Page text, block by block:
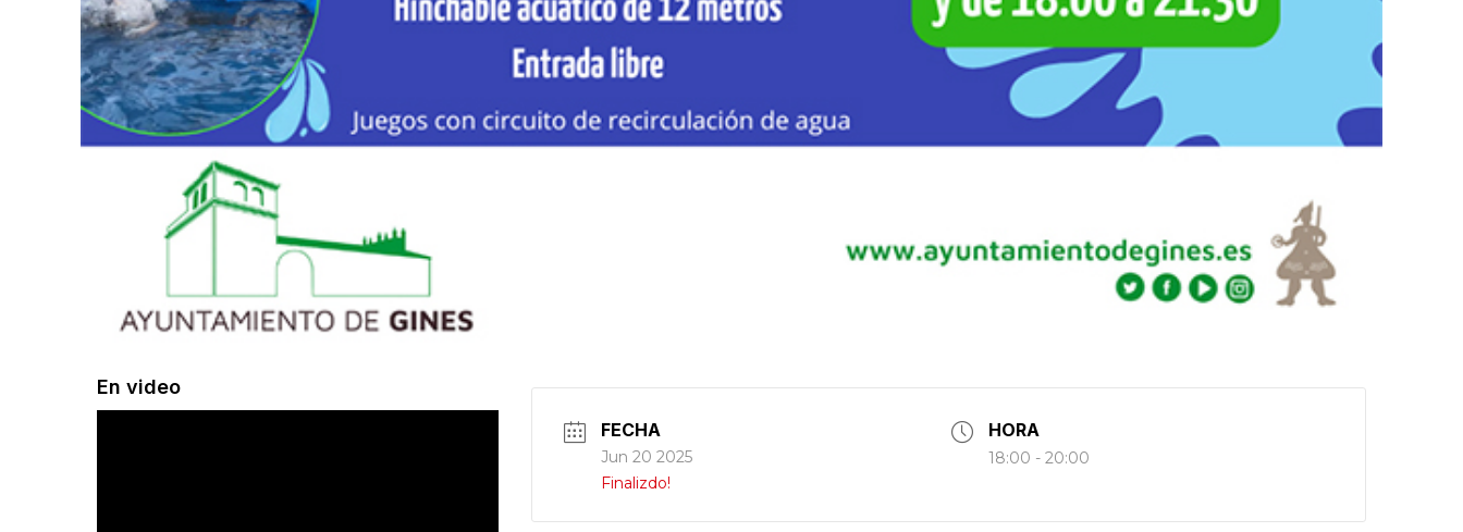
En video
FECHA
Jun 20 2025
Finalizdo!
HORA
18:00 - 20:00